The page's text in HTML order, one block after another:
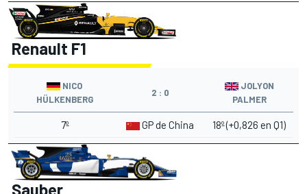
Renault F1
NICO
HÜLKENBERG
2 : 0
JOLYON
PALMER
7º GP de China 18º (+0,826 en Q1)
Sauber